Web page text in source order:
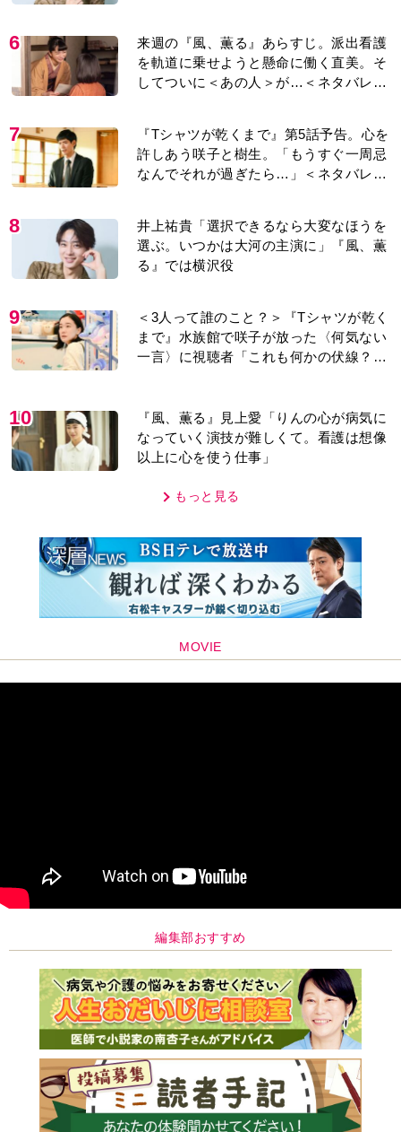
6
来週の『風、薫る』あらすじ。派出看護
を軌道に乗せようと懸命に働く直美。そ
してついに＜あの人＞が…＜ネタバレあ
7
『Tシャツが乾くまで』第5話予告。心を
許しあう咲子と樹生。「もうすぐ一周忌
なんでそれが過ぎたら…」＜ネタバレあ
8
井上祐貴「選択できるなら大変なほうを
選ぶ。いつかは大河の主演に」『風、薫
る』では横沢役
9
＜3人って誰のこと？＞『Tシャツが乾く
まで』水族館で咲子が放った〈何気ない
一言〉に視聴者「これも何かの伏線？」
10
『風、薫る』見上愛「りんの心が病気に
なっていく演技が難しくて。看護は想像
以上に心を使う仕事」
もっと見る
MOVIE
編集部おすすめ